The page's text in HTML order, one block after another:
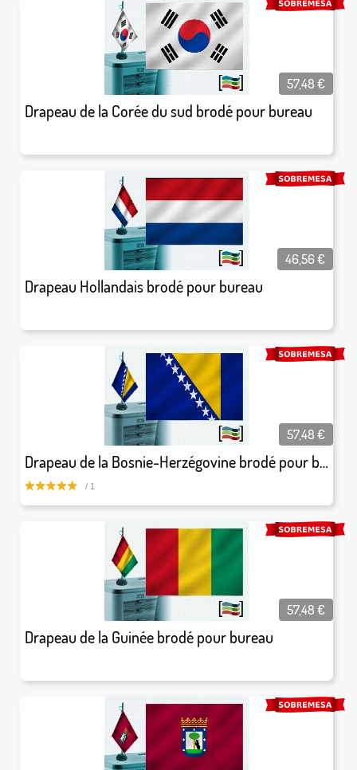
Drapeau de la Corée du sud brodé pour bureau
57,48€
Drapeau Hollandais brodé pour bureau
46,56€
Drapeau de la Bosnie-Herzégovine brodé pour bureau
57,48€
/ 1
Drapeau de la Guinée brodé pour bureau
57,48€